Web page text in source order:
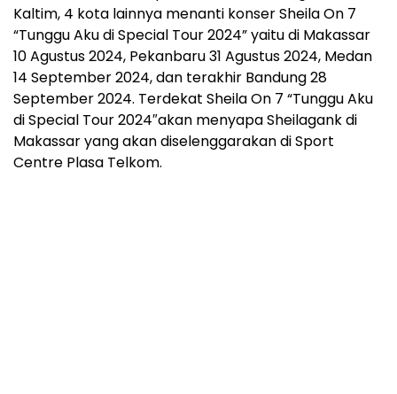
Kaltim, 4 kota lainnya menanti konser Sheila On 7
“Tunggu Aku di Special Tour 2024” yaitu di Makassar
10 Agustus 2024, Pekanbaru 31 Agustus 2024, Medan
14 September 2024, dan terakhir Bandung 28
September 2024. Terdekat Sheila On 7 “Tunggu Aku
di Special Tour 2024″akan menyapa Sheilagank di
Makassar yang akan diselenggarakan di Sport
Centre Plasa Telkom.